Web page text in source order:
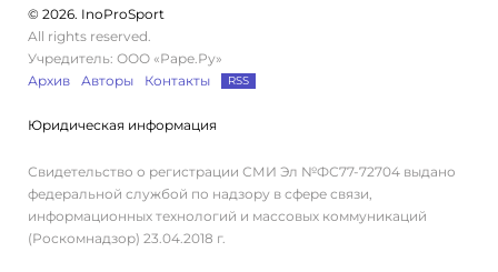
© 2026. InoProSport
All rights reserved.
Учредитель: ООО «Раре.Ру»
Архив
Авторы Контакты RSS
Юридическая информация
Свидетельство о регистрации СМИ Эл №ФС77-72704 выдано
федеральной службой по надзору в сфере связи,
информационных технологий и массовых коммуникаций
(Роскомнадзор) 23.04.2018 г.